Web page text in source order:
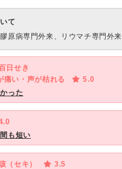
て
原病専門外来、リウマチ専門外来
日せき
痛い・声が枯れる
5.0
った
も短い
（セキ）
3.5